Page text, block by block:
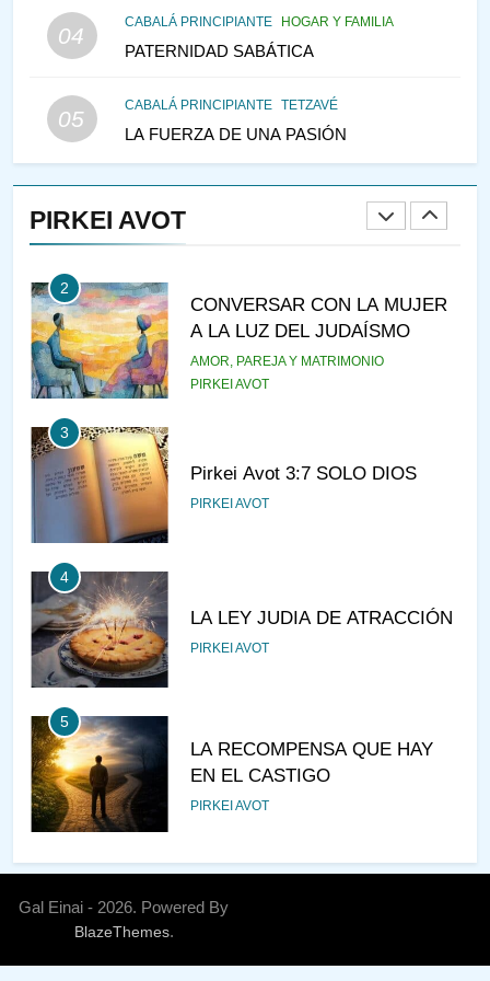
04
CABALÁ PRINCIPIANTE HOGAR Y FAMILIA
PATERNIDAD SABÁTICA
05
CABALÁ PRINCIPIANTE TETZAVÉ
LA FUERZA DE UNA PASIÓN
PIRKEI AVOT
VEAMOS ¿POR QUÉ
IEHOSHÚA? Y LA QUEJA DE
1
RAZI ¿QUIÉN ES SABIO?
2
CONVERSAR CON LA MUJER
A LA LUZ DEL JUDAÍSMO
AMOR, PAREJA Y MATRIMONIO
PIRKEI AVOT
3
Pirkei Avot 3:7 SOLO DIOS
PIRKEI AVOT
4
LA LEY JUDIA DE ATRACCIÓN
PIRKEI AVOT
5
LA RECOMPENSA QUE HAY
EN EL CASTIGO
PIRKEI AVOT
6
¿DE DÓNDE VIENES?
Gal Einai - 2026. Powered By
BlazeThemes.